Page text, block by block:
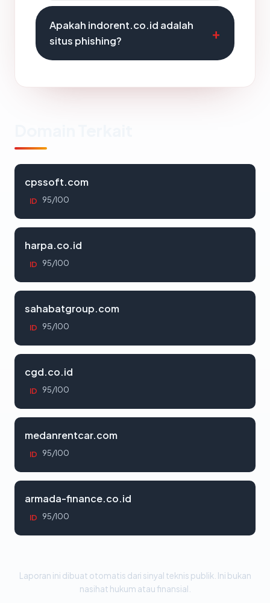
Apakah indorent.co.id adalah
situs phishing?
cpssoft.com
ID 95/100
harpa.co.id
ID 95/100
sahabatgroup.com
ID 95/100
cgd.co.id
ID 95/100
medanrentcar.com
ID 95/100
armada-finance.co.id
ID 95/100
Laporan ini dibuat otomatis dari sinyal teknis publik. Ini bukan
nasihat hukum atau finansial.